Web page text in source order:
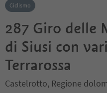
Ciclismo
287 Giro delle
di Siusi con
Terrarossa
Castelrotto, Regione